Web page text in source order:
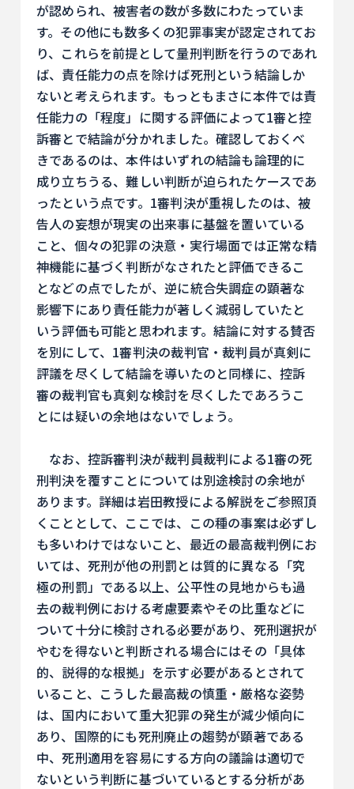
が認められ、被害者の数が多数にわたっていま
す。その他にも数多くの犯罪事実が認定されてお
り、これらを前提として量刑判断を行うのであれ
ば、責任能力の点を除けば死刑という結論しか
ないと考えられます。もっともまさに本件では責
任能力の「程度」に関する評価によって1審と控
訴審とで結論が分かれました。確認しておくべ
きであるのは、本件はいずれの結論も論理的に
成り立ちうる、難しい判断が迫られたケースであ
ったという点です。1審判決が重視したのは、被
告人の妄想が現実の出来事に基盤を置いている
こと、個々の犯罪の決意・実行場面では正常な精
神機能に基づく判断がなされたと評価できるこ
となどの点でしたが、逆に統合失調症の顕著な
影響下にあり責任能力が著しく減弱していたと
いう評価も可能と思われます。結論に対する賛否
を別にして、1審判決の裁判官・裁判員が真剣に
評議を尽くして結論を導いたのと同様に、控訴
審の裁判官も真剣な検討を尽くしたであろうこ
とには疑いの余地はないでしょう。
なお、控訴審判決が裁判員裁判による1審の死
刑判決を覆すことについては別途検討の余地が
あります。詳細は岩田教授による解説をご参照頂
くこととして、ここでは、この種の事案は必ずし
も多いわけではないこと、最近の最高裁判例にお
いては、死刑が他の刑罰とは質的に異なる「究
極の刑罰」である以上、公平性の見地からも過
去の裁判例における考慮要素やその比重などに
ついて十分に検討される必要があり、死刑選択が
やむを得ないと判断される場合にはその「具体
的、説得的な根拠」を示す必要があるとされて
いること、こうした最高裁の慎重・厳格な姿勢
は、国内において重大犯罪の発生が減少傾向に
あり、国際的にも死刑廃止の趨勢が顕著である
中、死刑適用を容易にする方向の議論は適切で
ないという判断に基づいているとする分析があ